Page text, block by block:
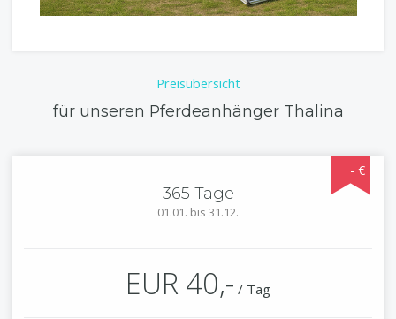
Preisübersicht
für unseren Pferdeanhänger Thalina
365 Tage
01.01. bis 31.12.
EUR 40,- / Tag